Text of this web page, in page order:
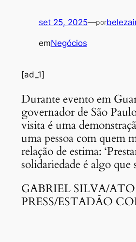
set 25, 2025—por
emNegócios
[ad_1]
Durante evento em
governador de São
visita é uma
uma pessoa com quem
relação de estima:
solidariedade é algo que
GABRIEL SILVA/ATO
PRESS/ESTADÃO